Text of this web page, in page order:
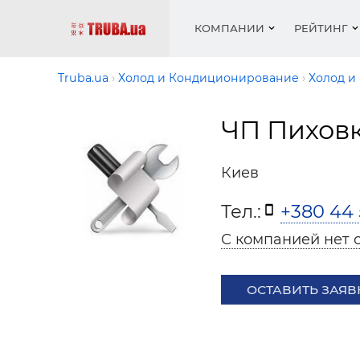
КОМПАНИИ
Котлы
РЕЙТИНГ
Работа
Разное
Холод,
Котлы
Монтаж
Акции
Фото
Truba.ua Холод и Кондиционирование Холод
ЧП
Киев
Тел.: +380 44
С компанией нет
ОСТАВИТЬ